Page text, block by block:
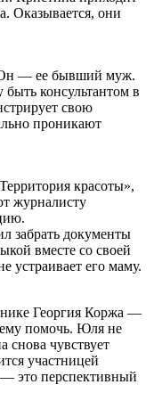
Оказывается, они
— ее бывший муж.
консультантом в
свою
проникают
красоты»,
журналисту
забрать документы
вместе со своей
устраивает его маму.
Георгия Коржа —
ему помочь. Юля не
чувствует
участницей
— это перспективный